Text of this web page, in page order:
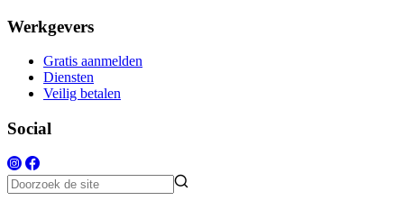
Werkgevers
Gratis aanmelden
Diensten
Veilig betalen
Social